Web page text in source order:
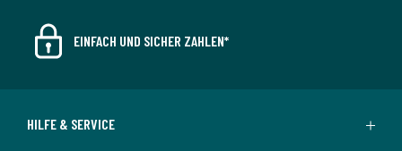
EINFACH UND SICHER ZAHLEN*
HILFE & SERVICE